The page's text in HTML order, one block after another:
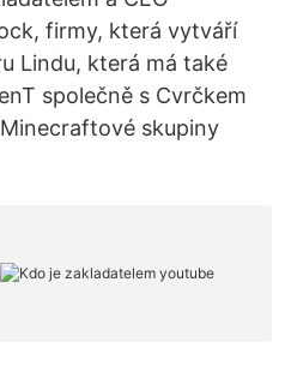
firmy, která vytváří
Lindu, která má také
společně s Cvrčkem
skupiny